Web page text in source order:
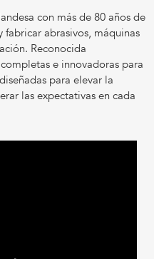
con más de 80 años de
abrasivos, máquinas
Reconocida
e innovadoras para
para elevar la
las expectativas en cada